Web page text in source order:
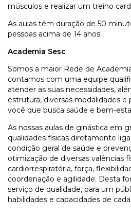
músculos e realizar um treino
As aulas têm duração de 50
pessoas acima de 14 anos.
Academia Sesc
Somos a maior Rede de
contamos com uma equipe
atender as suas necessidades,
estrutura, diversas modalidades e
você que busca saúde e bem-
As nossas aulas de ginástica em
qualidades físicas diretamente
condição geral de saúde e
otimização de diversas valências
cardiorrespiratória, força,
coordenação e agilidade. Desta
serviço de qualidade, para um
habilidades e capacidades de